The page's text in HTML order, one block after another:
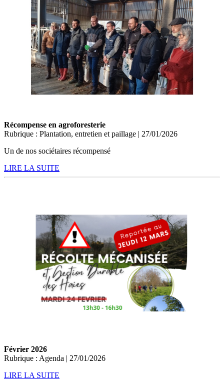
Récompense en agroforesterie
Rubrique : Plantation, entretien et paillage | 27/01/2026
Un de nos sociétaires récompensé
LIRE LA SUITE
Février 2026
Rubrique : Agenda | 27/01/2026
LIRE LA SUITE